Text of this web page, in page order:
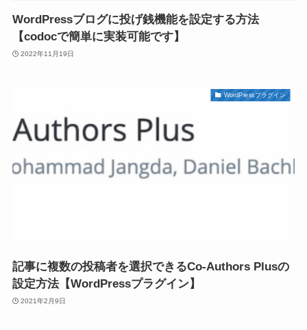
WordPressブログに投げ銭機能を設定する方法
【codocで簡単に実装可能です】
2022年11月19日
WordPressプラグイン
記事に複数の投稿者を選択できるCo-Authors Plusの
設定方法【WordPressプラグイン】
2021年2月9日